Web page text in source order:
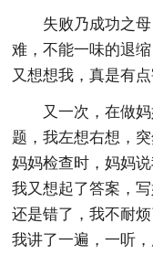
失败乃成功之
难，不能一味的退
又想想我，真是有点
又一次，在做
题，我左想右想，
妈妈检查时，妈妈
我又想起了答案，
还是错了，我不耐
我讲了一遍，一听